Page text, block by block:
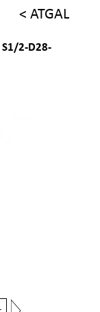
< ATGAL
S1/2-D28-